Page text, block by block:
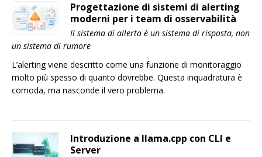
Progettazione di sistemi di alerting
moderni per i team di osservabilità
Il sistema di allerta è un sistema di risposta, non
un sistema di rumore
L’alerting viene descritto come una funzione di monitoraggio
molto più spesso di quanto dovrebbe. Questa inquadratura è
comoda, ma nasconde il vero problema.
Introduzione a llama.cpp con CLI e
Server